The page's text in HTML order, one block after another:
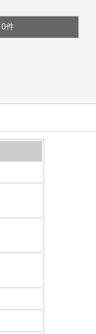
0件